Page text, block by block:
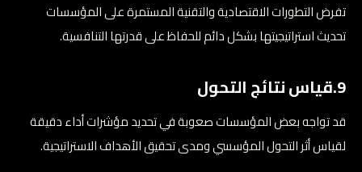
تفرض التطورات الاقتصادية والتقنية المستمرة على المؤسسات
تحديث استراتيجيتها بشكل دائم للحفاظ على قدرتها التنافسية.
9.قياس نتائج التحول
قد تواجه بعض المؤسسات صعوبة في تحديد مؤشرات أداء دقيقة
لقياس أثر التحول المؤسسي ومدى تحقيق الأهداف الاستراتيجية.